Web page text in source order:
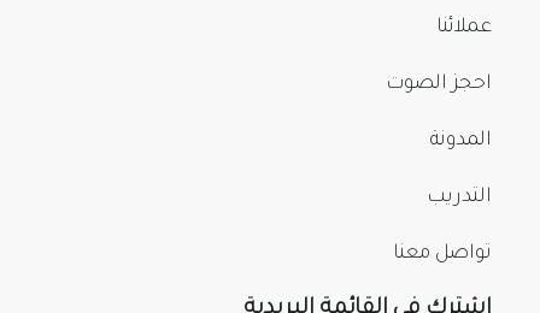
عملائنا
احجز الصوت
المدونة
التدريب
تواصل معنا